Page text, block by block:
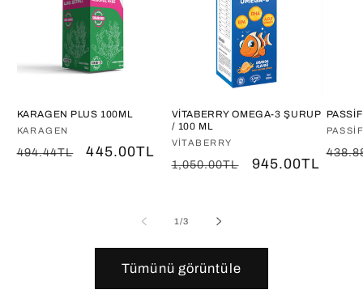
KARAGEN PLUS 100ML
Satıcı:
KARAGEN
Normal
494.44TL
İndirimli
445.00TL
VİTABERRY OMEGA-3 ŞURUP
/ 100 ML
Satıcı:
VITABERRY
Normal
1,050.00TL
İndirimli
945.00TL
1//3
Tümünü görüntüle